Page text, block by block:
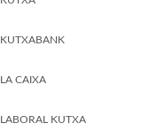
KUTXABANK
LA CAIXA
LABORAL KUTXA